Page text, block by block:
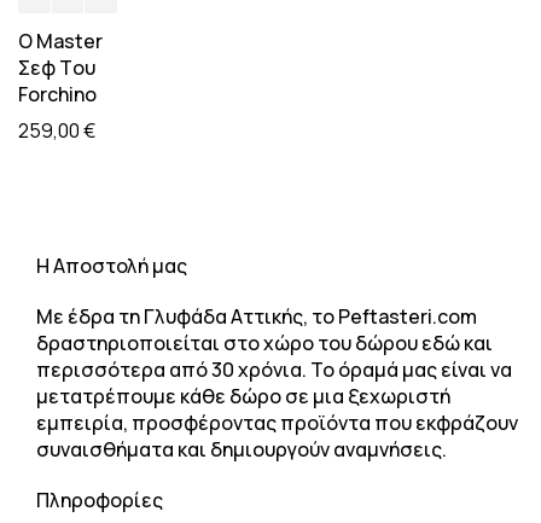
O Master
Σεφ Tου
Forchino
259,00€
H Αποστολή μας
Με έδρα τη Γλυφάδα Αττικής, το Peftasteri.com
δραστηριοποιείται στο χώρο του δώρου εδώ και
περισσότερα από 30 χρόνια. Το όραμά μας είναι να
μετατρέπουμε κάθε δώρο σε μια ξεχωριστή
εμπειρία, προσφέροντας προϊόντα που εκφράζουν
συναισθήματα και δημιουργούν αναμνήσεις.
Πληροφορίες